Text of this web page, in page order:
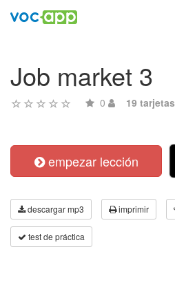
Job market 3
0 19 tarjetas
empezar lección
descargar mp3 imprimir
test de práctica